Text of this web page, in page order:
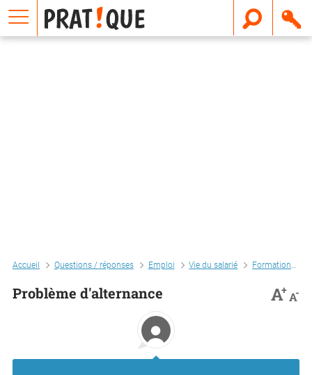
Accueil Questions / réponses Emploi Vie du salarié Formation
Problème d'alternance A+A-
E
m
a